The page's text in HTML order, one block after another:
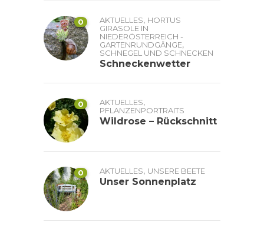
0 AKTUELLES, HORTUS
GIRASOLE IN
NIEDERÖSTERREICH -
GARTENRUNDGÄNGE,
SCHNEGEL UND SCHNECKEN
Schneckenwetter
0 AKTUELLES,
PFLANZENPORTRAITS
Wildrose – Rückschnitt
0 AKTUELLES, UNSERE BEETE
Unser Sonnenplatz